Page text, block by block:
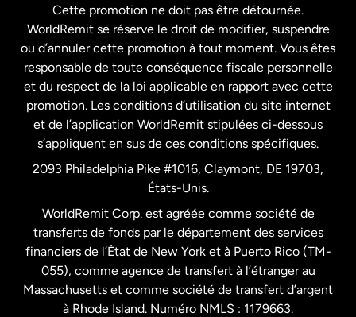
France
Malaisie
Nouvelle-Zélande
Pays-Bas
Royaume-Uni
Suède
Cette promotion ne doit pas être détournée.
WorldRemit se réserve le droit de modifier, suspendre
ou d’annuler cette promotion à tout moment. Vous êtes
responsable de toute conséquence fiscale personnelle
et du respect de la loi applicable en rapport avec cette
promotion. Les conditions d’utilisation du site internet
et de l’application WorldRemit stipulées ci-dessous
s’appliquent en sus de ces conditions spécifiques.
2093 Philadelphia Pike #1016, Claymont, DE 19703,
États-Unis.
WorldRemit Corp. est agréée comme société de
transferts de fonds par le département des services
financiers de l’État de New York et à Puerto Rico (TM-
055), comme agence de transfert à l’étranger au
Massachusetts et comme société de transfert d’argent
à Rhode Island. Numéro NMLS : 1179663.